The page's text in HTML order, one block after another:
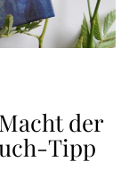
der
Tipp